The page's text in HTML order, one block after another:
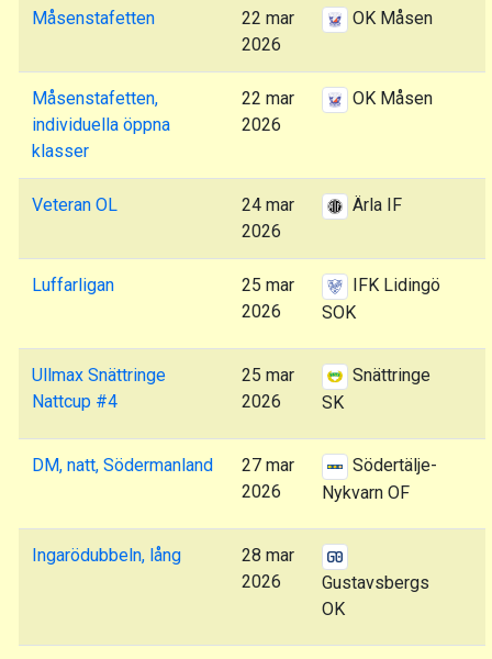
Måsenstafetten
22 mar
2026
OK Måsen
Måsenstafetten,
individuella öppna
klasser
22 mar
2026
OK Måsen
Veteran OL
24 mar
2026
Ärla IF
Luffarligan
25 mar
2026
IFK Lidingö
SOK
Ullmax Snättringe
Nattcup #4
25 mar
2026
Snättringe
SK
DM, natt, Södermanland
27 mar
2026
Södertälje-
Nykvarn OF
Ingarödubbeln, lång
28 mar
2026
Gustavsbergs
OK